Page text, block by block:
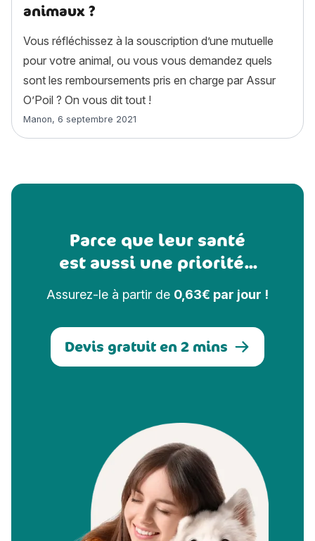
animaux ?
Vous réfléchissez à la souscription d’une mutuelle
pour votre animal, ou vous vous demandez quels
sont les remboursements pris en charge par Assur
O’Poil ? On vous dit tout !
Article rédigé par
Manon, 6 septembre 2021
Parce que leur santé
est aussi une priorité...
Assurez-le à partir de 0,63€ par jour !
Devis gratuit en 2 mins